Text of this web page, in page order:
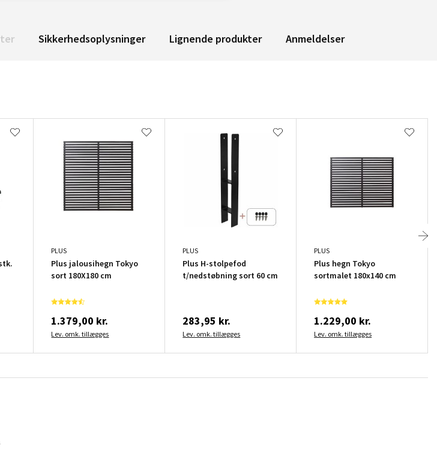
Sikkerhedsoplysninger Lignende produkter Anmeldelser
PLUS
Plus jalousihegn Tokyo
sort 180X180 cm
1.379,00 kr.
Lev. omk. tillægges
PLUS
Plus H-stolpefod
t/nedstøbning sort 60 cm
283,95 kr.
Lev. omk. tillægges
PLUS
Plus hegn Tokyo
sortmalet 180x140 cm
1.229,00 kr.
Lev. omk. tillægges